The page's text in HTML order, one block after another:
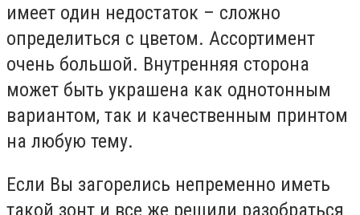
имеет один недостаток – сложно
определиться с цветом. Ассортимент
очень большой. Внутренняя сторона
может быть украшена как однотонным
вариантом, так и качественным принтом
на любую тему.
Если Вы загорелись непременно иметь
такой зонт и все же решили разобраться